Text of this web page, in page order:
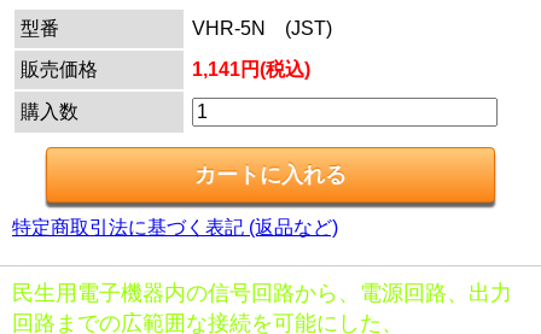
型番
VHR-5N (JST)
販売価格
1,141円(税込)
購入数
特定商取引法に基づく表記 (返品など)
民生用電子機器内の信号回路から、電源回路、出力
回路までの広範囲な接続を可能にした、